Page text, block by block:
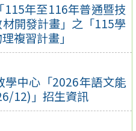
年至116年普通暨技
開發計畫」之「115學
複習計畫」
學中心「2026年語文能
12)」招生資訊